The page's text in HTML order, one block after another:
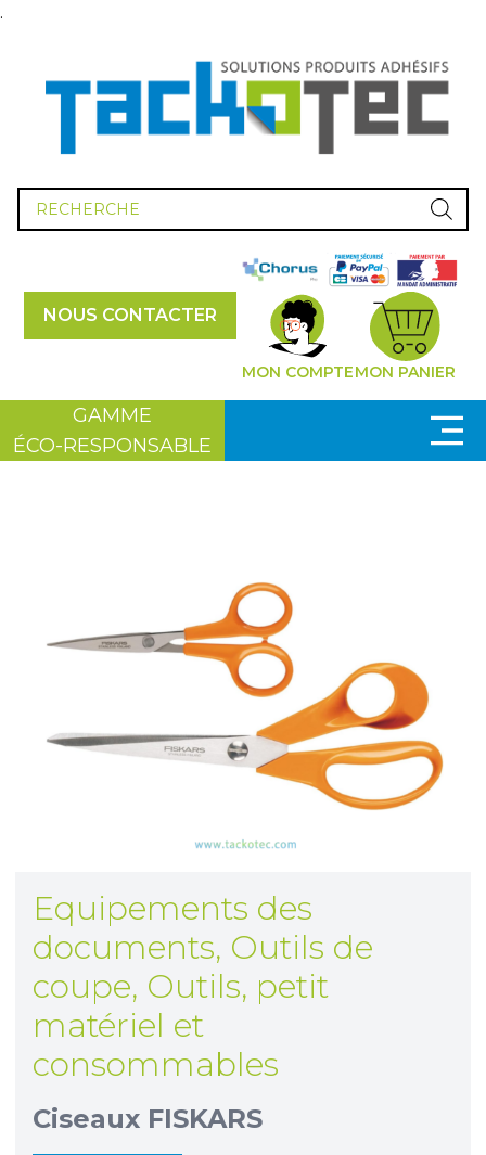
.
Recherche
de
produits
NOUS CONTACTER
MON COMPTEMON PANIER
GAMME
ÉCO-RESPONSABLE
Equipements des
documents, Outils de
coupe, Outils, petit
matériel et
consommables
Ciseaux FISKARS